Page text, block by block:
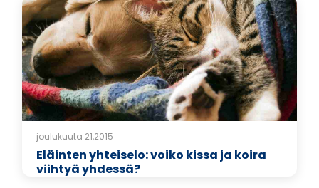
joulukuuta 21,2015
Eläinten yhteiselo: voiko kissa ja koira
viihtyä yhdessä?